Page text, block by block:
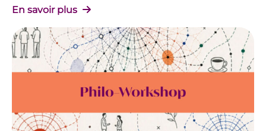
En savoir plus